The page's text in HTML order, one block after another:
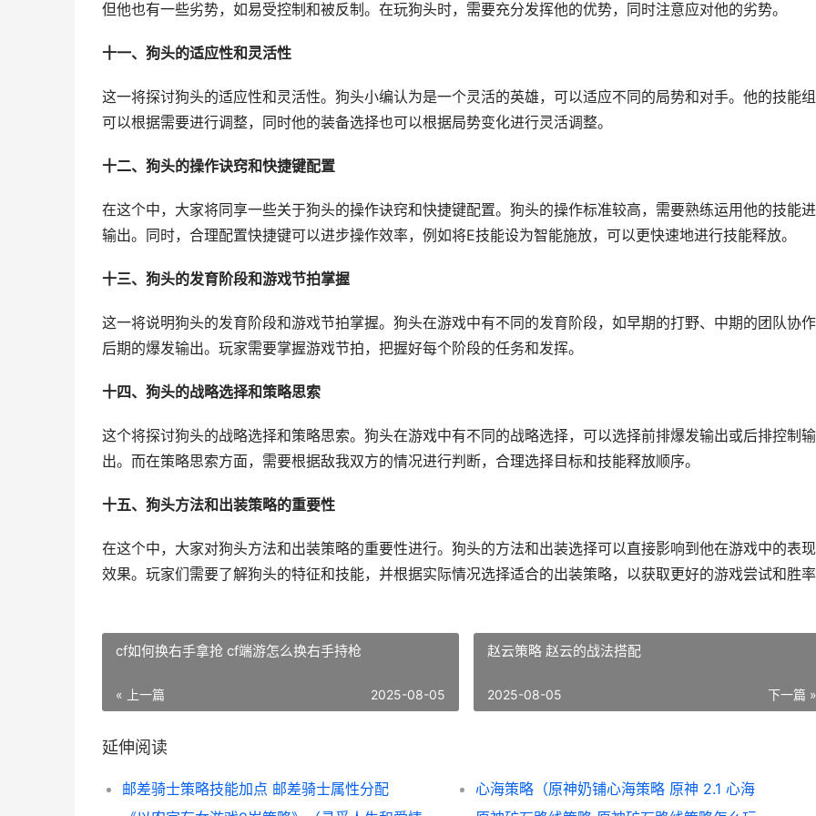
但他也有一些劣势，如易受控制和被反制。在玩狗头时，需要充分发挥他的优势，同时注意应对他的劣势。
十一、狗头的适应性和灵活性
这一将探讨狗头的适应性和灵活性。狗头小编认为是一个灵活的英雄，可以适应不同的局势和对手。他的技能
可以根据需要进行调整，同时他的装备选择也可以根据局势变化进行灵活调整。
十二、狗头的操作诀窍和快捷键配置
在这个中，大家将同享一些关于狗头的操作诀窍和快捷键配置。狗头的操作标准较高，需要熟练运用他的技能
输出。同时，合理配置快捷键可以进步操作效率，例如将E技能设为智能施放，可以更快速地进行技能释放。
十三、狗头的发育阶段和游戏节拍掌握
这一将说明狗头的发育阶段和游戏节拍掌握。狗头在游戏中有不同的发育阶段，如早期的打野、中期的团队协
后期的爆发输出。玩家需要掌握游戏节拍，把握好每个阶段的任务和发挥。
十四、狗头的战略选择和策略思索
这个将探讨狗头的战略选择和策略思索。狗头在游戏中有不同的战略选择，可以选择前排爆发输出或后排控制输
出。而在策略思索方面，需要根据敌我双方的情况进行判断，合理选择目标和技能释放顺序。
十五、狗头方法和出装策略的重要性
在这个中，大家对狗头方法和出装策略的重要性进行。狗头的方法和出装选择可以直接影响到他在游戏中的表
效果。玩家们需要了解狗头的特征和技能，并根据实际情况选择适合的出装策略，以获取更好的游戏尝试和胜率
cf如何换右手拿抢 cf端游怎么换右手持枪
« 上一篇 2025-08-05
赵云策略 赵云的战法搭配
下一篇 »
2025-08-05
延伸阅读
邮差骑士策略技能加点 邮差骑士属性分配
心海策略（原神奶铺心海策略 原神 2.1 心海